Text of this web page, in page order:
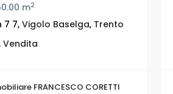
m2
7 7, Vigolo Baselga, Trento
Vendita
FRANCESCO CORETTI